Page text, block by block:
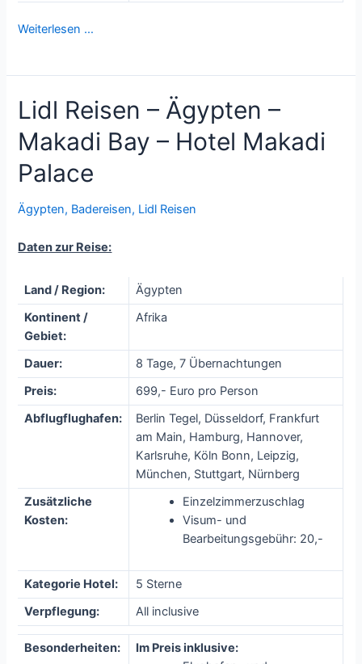
Weiterlesen …
Lidl Reisen – Ägypten –
Makadi Bay – Hotel Makadi
Palace
Ägypten, Badereisen, Lidl Reisen
Daten zur Reise:
Land / Region:
Ägypten
Kontinent /
Gebiet:
Afrika
Dauer:
8 Tage, 7 Übernachtungen
Preis:
699,- Euro pro Person
Abflugflughafen:
Berlin Tegel, Düsseldorf, Frankfurt
am Main, Hamburg, Hannover,
Karlsruhe, Köln Bonn, Leipzig,
München, Stuttgart, Nürnberg
Zusätzliche
Kosten:
Einzelzimmerzuschlag
Visum- und
Bearbeitungsgebühr: 20,-
Kategorie Hotel:
5 Sterne
Verpflegung:
All inclusive
Besonderheiten:
Im Preis inklusive: